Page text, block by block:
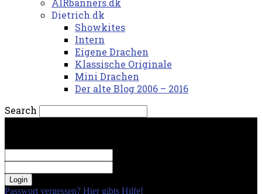
AIRbanners.dk
Dietrich.dk
Showkites
Intern
Eigene Drachen
Klassische Originale
Mini Drachen
Der alte Blog 2006 – 2016
Search
Passwort vergessen? Hier gibts Hilfe!